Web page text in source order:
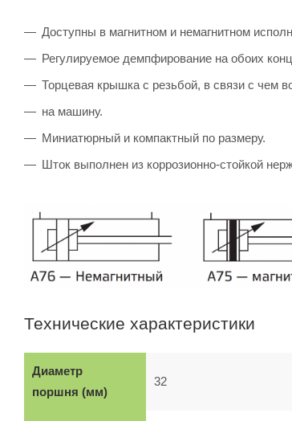
Доступны в магнитном и немагнитном
Регулируемое демпфирование на обоих
Торцевая крышка с резьбой, в связи с чем
на машину.
Миниатюрный и компактный по размеру.
Шток выполнен из коррозионно-стойкой
Технические характеристики
Диаметр
поршня (мм)
32